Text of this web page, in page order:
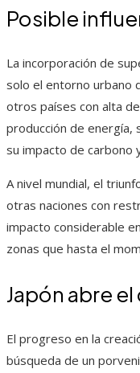
Posible
La incorporación de
solo el entorno urbano
otros países con alta
producción de energía,
su impacto de carbono
A nivel mundial, el
otras naciones con
impacto considerable
zonas que hasta el
Japón abre
El progreso en la
búsqueda de un